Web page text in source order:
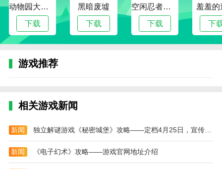
2、投入甜蜜的梦想、自我表达和创造力之旅!设计
角色之间独特的互动，编写您自己的偶像故事。
照，捕捉每一个闪耀的时刻！
2、在开始后你可以看到游戏的最新活动，点击叉
关闭。
3、点击进入房间后对角色进行装扮。
4、选择表情。
动物园大冒险
下载
黑暗废墟
下载
空闲忍者传奇
下载
羞羞的
下
游戏推荐
相关游戏新闻
新闻 独立解谜游戏《秘密城堡》攻略——定档4月25日，宣传片发布
新闻 《电子幻术》攻略——游戏官网地址介绍